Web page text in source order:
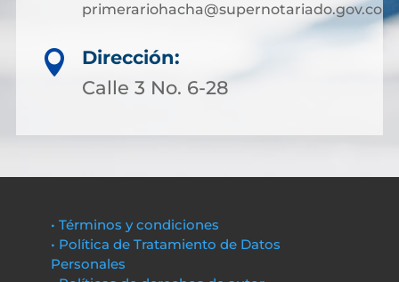
primerariohacha@supernotariado.gov.co

Dirección:
Calle 3 No. 6-28
• Términos y condiciones
• Política de Tratamiento de Datos
Personales